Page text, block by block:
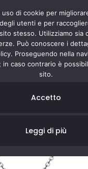
di cookie per
utenti e per
stesso. Utilizziamo sia
Può conoscere i
Proseguendo nella
in caso contrario è
sito.
Accetto
Leggi di più